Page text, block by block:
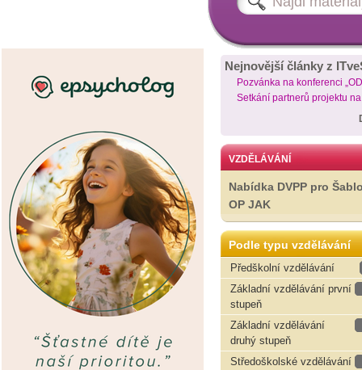
Nejnovější články z
Pozvánka na konferenci
Setkání partnerů projektu
VZDĚLÁVÁNÍ
Nabídka DVPP pro
OP JAK
Podle typu vzdělávání
Předškolní vzdělávání
Základní vzdělávání první
stupeň
Základní vzdělávání
druhý stupeň
Středoškolské vzdělávání